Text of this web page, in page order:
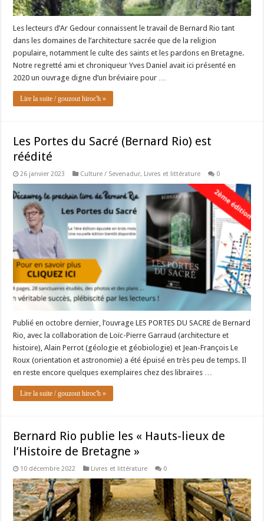
Les lecteurs d’Ar Gedour connaissent le travail de Bernard Rio tant
dans les domaines de l’architecture sacrée que de la religion
populaire, notamment le culte des saints et les pardons en Bretagne.
Notre regretté ami et chroniqueur Yves Daniel avait ici présenté en
2020 un ouvrage digne d’un bréviaire pour …
Lire la suite / gouzout hiroc'h »
Les Portes du Sacré (Bernard Rio) est
réédité
26 janvier 2023 Culture / Sevenadur, Livres et littérature 0
Publié en octobre dernier, l’ouvrage LES PORTES DU SACRE de Bernard
Rio, avec la collaboration de Loïc-Pierre Garraud (architecture et
histoire), Alain Perrot (géologie et géobiologie) et Jean-François Le
Roux (orientation et astronomie) a été épuisé en très peu de temps. Il
en reste encore quelques exemplaires chez des libraires …
Lire la suite / gouzout hiroc'h »
Bernard Rio publie les « Hauts-lieux de
l’Histoire de Bretagne »
10 décembre 2022 Livres et littérature 0